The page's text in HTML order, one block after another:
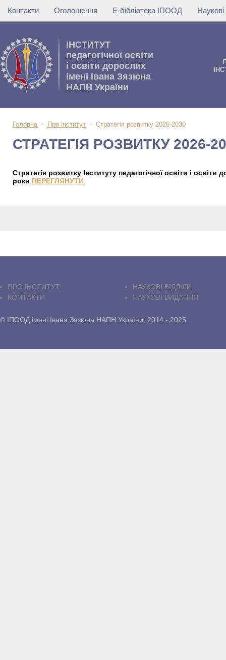
Контакти Оголошення Е-бібліотека ІПООД
IНСТИТУТ
педагогічної освіти
i освiти дорослих
імені Івана Зязюна
НАПН України
Головна- Про інститут - Стратегія розвитку 2026-2030
СТРАТЕГІЯ РОЗВИТКУ 2026-
Стратегія розвитку Інституту педагогічної освіти і освіти
роки ПЕРЕГЛЯНУТИ
ПРО IНСТИТУТ
КОНТАКТИ
НАУКОВІ ВІДДІЛИ
НАУКОВІ ВИДАННЯ
© ІПООД імені Івана Зязюна НАПН України, 2014 - 2025